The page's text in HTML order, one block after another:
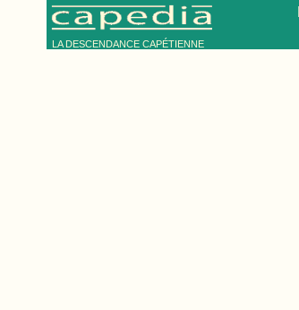
LA DESCENDANCE CAPÉTIENNE